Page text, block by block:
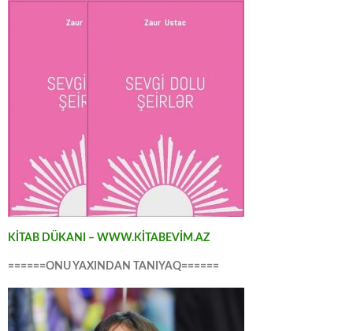
KİTAB DÜKANI – WWW.KİTABEVİM.AZ
======ONU YAXINDAN TANIYAQ======